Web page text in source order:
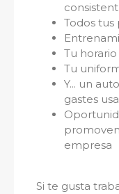
Todos
Tu
Tu
Y... un
gastes
empresa
Si te gusta